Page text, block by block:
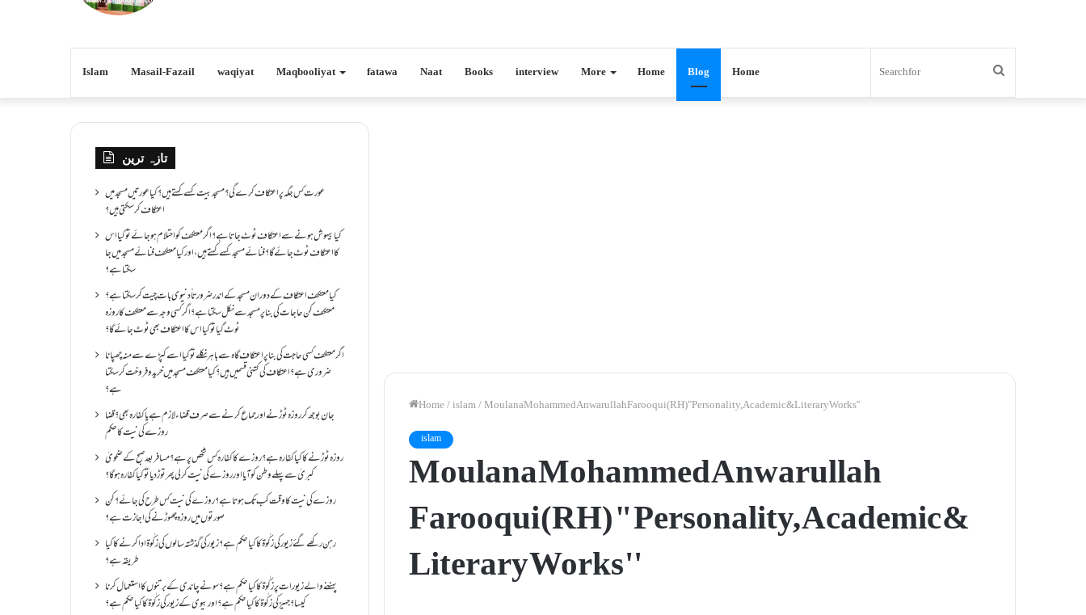
Islam Masail-Fazail waqiyat Maqbooliyat fatawa Naat Books interview More Home Blog Home
Home/islam/Moulana Mohammed Anwarullah Farooqui (RH) " Personality, Academic & Literary Works ''
islam
Moulana Mohammed Anwarullah
Farooqui (RH) " Personality, Academic &
Literary Works ''
تازہ ترین
عورت کس جگہ پر اعتکاف کرے گی؟مسجد بیت کسے کہتے ہیں؟کیا عورتیں مسجد میں
اعتکاف کر سکتی ہیں؟
کیا بیہوش ہونے سے اعتکاف ٹوٹ جاتا ہے؟ اگر معتکف کو احتلام ہو جائے تو کیا اس
کا اعتکاف ٹوٹ جائے گا؟فنائے مسجد کسے کہتے ہیں ، اور کیا معتکف فنائے مسجد میں جا
سکتا ہے؟
کیا معتکف اعتکاف کے دوران مسجد کے اندر ضرورتاً دنیوی بات چیت کر سکتا ہے؟
معتکف کن حاجات کی بنا پر مسجد سے نکل سکتا ہے؟ اگر کسی وجہ سے معتکف کا روزہ
ٹوٹ گیا تو کیا اس کا اعتکاف بھی ٹوٹ جائے گا؟
اگر معتکف کسی حاجت کی بنا پر اعتکاف گاہ سے باہر نکلے تو کیا اسے کپڑے سے منہ چھپانا
ضروری ہے؟اعتکاف کی کتنی قسمیں ہیں؟کیا معتکف مسجد میں خرید و فروخت کر سکتا
ہے؟
جان بوجھ کر روزہ ٹوڑنے اور جماع کرنے سے صرف قضاء لازم ہے یا کفارہ بھی؟ قضا
روزے کی نیت کا حکم
روزہ ٹوڑنے کا کیا کفارہ ہے؟روزے کا کفارہ کس شخص پر ہے؟ مسافر بعد صبح کے ضحویٰ
کبریٰ سے پہلے وطن کو آیا اور روزے کی نیت کر لی پھر توڑ دیا تو کیا کفارہ ہو گا؟
روزے کی نیت کا وقت کب تک ہوتا ہے؟ روزے کی نیت کس طرح کی جائے؟ کن
صورتوں میں روزہ چھوڑنے کی اجازت ہے؟
رہن رکھے گئے زیور کی زکٰوۃ کا کیا حکم ہے؟زیور کی گذشتہ سالوں کی زکٰوۃ ادا کرنے کا کیا
طریقہ ہے؟
پہننے والے زیورات پر زکٰوۃ کا کیا حکم ہے؟ سونے چاندی کے برتنوں کا استعمال کرنا
کیسا؟ جہیز کی زکٰوۃ کا کیا حکم ہے؟ اور بیوی کے زیور کی زکٰوۃ کا کیا حکم ہے؟